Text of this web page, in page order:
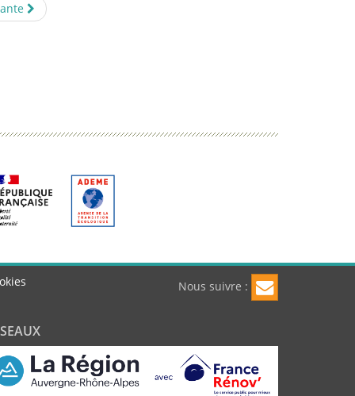
Nous suivre :